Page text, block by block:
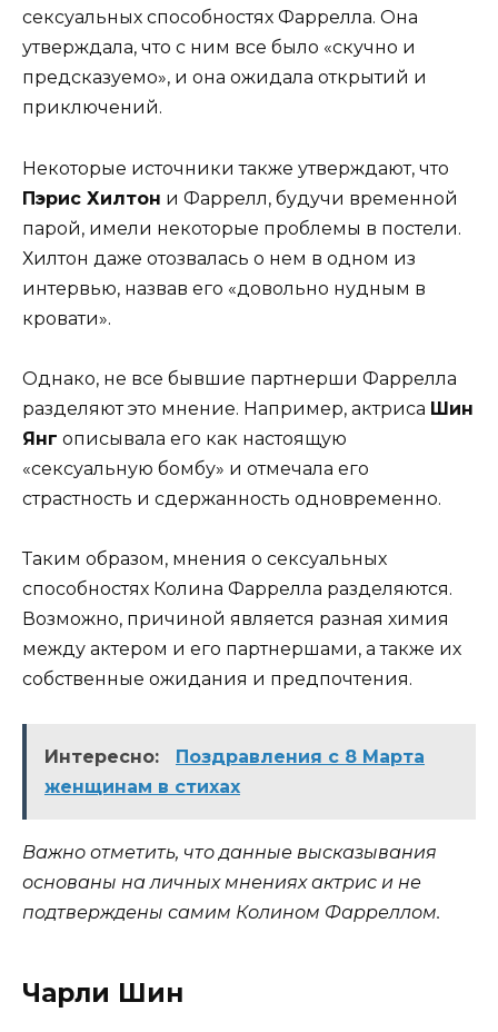
сексуальных способностях Фаррелла. Она
утверждала, что с ним все было «скучно и
предсказуемо», и она ожидала открытий и
приключений.
Некоторые источники также утверждают, что
Пэрис Хилтон и Фаррелл, будучи временной
парой, имели некоторые проблемы в постели.
Хилтон даже отозвалась о нем в одном из
интервью, назвав его «довольно нудным в
кровати».
Однако, не все бывшие партнерши Фаррелла
разделяют это мнение. Например, актриса Шин
Янг описывала его как настоящую
«сексуальную бомбу» и отмечала его
страстность и сдержанность одновременно.
Таким образом, мнения о сексуальных
способностях Колина Фаррелла разделяются.
Возможно, причиной является разная химия
между актером и его партнершами, а также их
собственные ожидания и предпочтения.
Интересно:
Поздравления с 8 Марта
женщинам в стихах
Важно отметить, что данные высказывания
основаны на личных мнениях актрис и не
подтверждены самим Колином Фарреллом.
Чарли Шин